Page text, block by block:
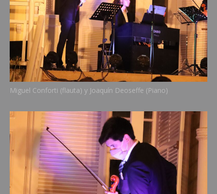
Miguel Conforti (flauta) y Joaquín Deoseffe (Piano)